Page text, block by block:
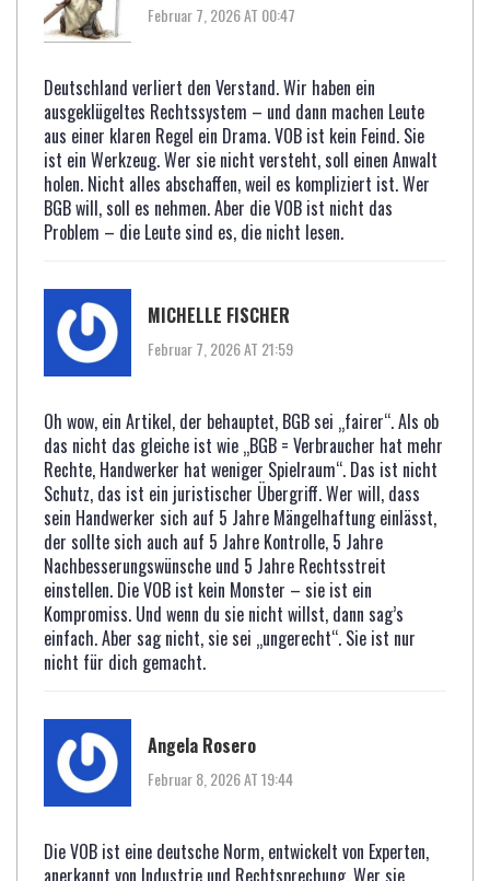
Februar 7, 2026 AT 00:47
Deutschland verliert den Verstand. Wir haben ein
ausgeklügeltes Rechtssystem – und dann machen Leute
aus einer klaren Regel ein Drama. VOB ist kein Feind. Sie
ist ein Werkzeug. Wer sie nicht versteht, soll einen Anwalt
holen. Nicht alles abschaffen, weil es kompliziert ist. Wer
BGB will, soll es nehmen. Aber die VOB ist nicht das
Problem – die Leute sind es, die nicht lesen.
MICHELLE FISCHER
Februar 7, 2026 AT 21:59
Oh wow, ein Artikel, der behauptet, BGB sei „fairer“. Als ob
das nicht das gleiche ist wie „BGB = Verbraucher hat mehr
Rechte, Handwerker hat weniger Spielraum“. Das ist nicht
Schutz, das ist ein juristischer Übergriff. Wer will, dass
sein Handwerker sich auf 5 Jahre Mängelhaftung einlässt,
der sollte sich auch auf 5 Jahre Kontrolle, 5 Jahre
Nachbesserungswünsche und 5 Jahre Rechtsstreit
einstellen. Die VOB ist kein Monster – sie ist ein
Kompromiss. Und wenn du sie nicht willst, dann sag’s
einfach. Aber sag nicht, sie sei „ungerecht“. Sie ist nur
nicht für dich gemacht.
Angela Rosero
Februar 8, 2026 AT 19:44
Die VOB ist eine deutsche Norm, entwickelt von Experten,
anerkannt von Industrie und Rechtsprechung. Wer sie